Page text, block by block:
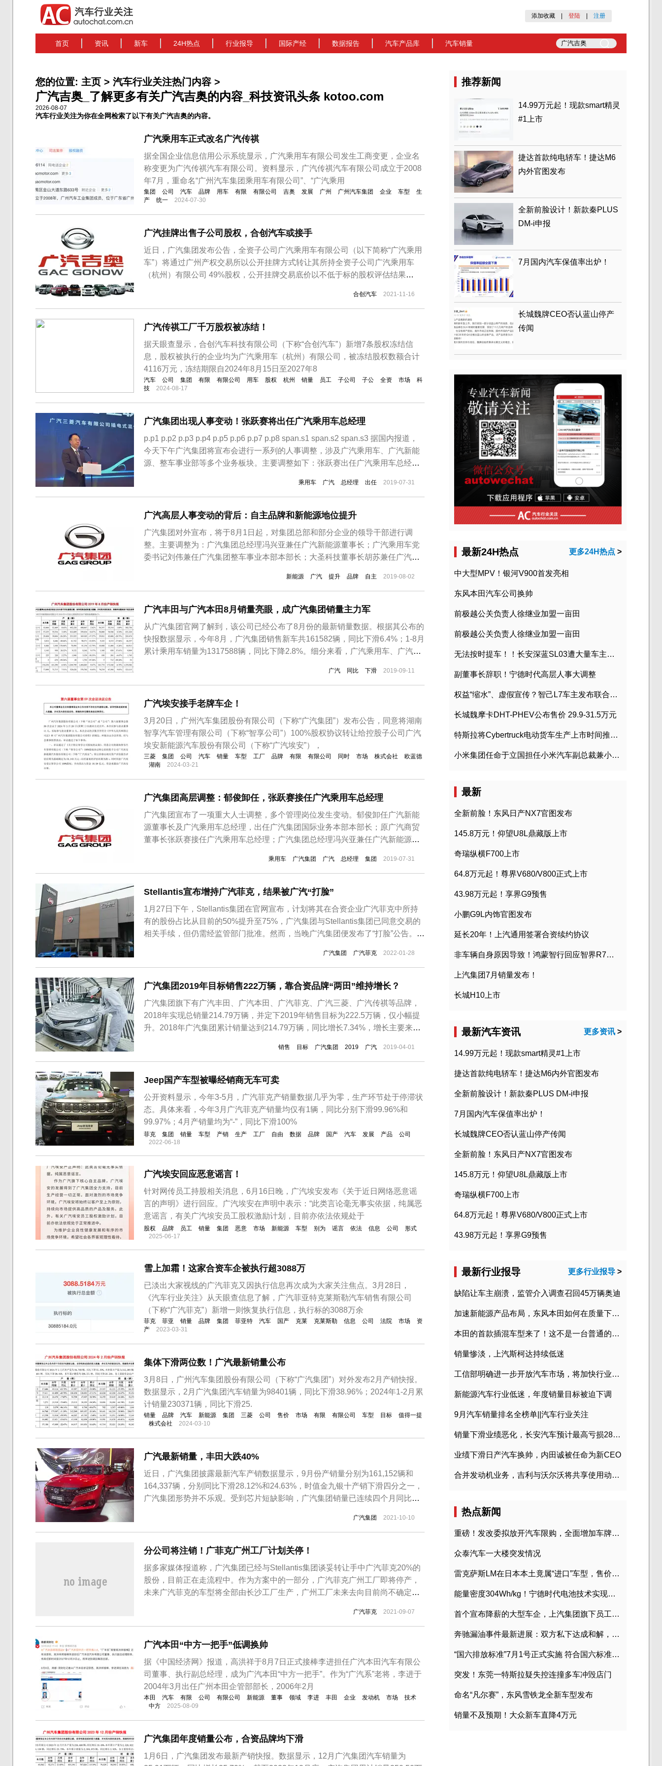
添加收藏 登陆 注册
首页 资讯 新车 24H热点 行业报导 国际产经 数据报告 汽车产品库 汽车销量
您的位置: 主页 > 汽车行业关注热门内容 >
广汽吉奥_了解更多有关广汽吉奥的内容_科技资讯头条 kotoo.com
2026-08-07
汽车行业关注为你在全网检索了以下有关广汽吉奥的内容。
广汽乘用车正式改名广汽传祺
据全国企业信息信用公示系统显示，广汽乘用车有限公司发生工商变更，企业名
称变更为广汽传祺汽车有限公司。资料显示，广汽传祺汽车有限公司成立于2008
年7月，重命名“广州汽车集团乘用车有限公司”、“广汽乘用
集团 公司 汽车 品牌 用车 有限 有限公司 吉奥 发展 广州 广州汽车集团 企业 车型
生
产
统一 2024-07-30
广汽挂牌出售子公司股权，合创汽车或接手
近日，广汽集团发布公告，全资子公司广汽乘用车有限公司（以下简称“广汽乘用
车”）将通过广州产权交易所以公开挂牌方式转让其所持全资子公司广汽乘用车
（杭州）有限公司 49%股权，公开挂牌交易底价以不低于标的股权评估结果
关联方）将以协议转让方式受让广汽乘用车（杭州）有限公司所持有的24,603.22
万元（具体转让价格以经备案的...
合创汽车 2021-11-16
广汽传祺工厂千万股权被冻结！
据天眼查显示，合创汽车科技有限公司（下称“合创汽车”）新增7条股权冻结信
息，股权被执行的企业均为广汽乘用车（杭州）有限公司，被冻结股权数额合计
4116万元，冻结期限自2024年8月15日至2027年8
汽车 公司 集团 有限 有限公司 用车 股权 杭州 销量 员工 子公司 子公 全资 市场
科
技
2024-08-17
广汽集团出现人事变动！张跃赛将出任广汽乘用车总经理
p.p1 p.p2 p.p3 p.p4 p.p5 p.p6 p.p7 p.p8 span.s1 span.s2 span.s3 据国内报道，
今天下午广汽集团将宣布会进行一系列的人事调整，涉及广汽乘用车、广汽新能
源、整车事业部等多个业务板块。主要调整如下：张跃赛出任广汽乘用车总经
乘用车总经理；冯兴亚任广汽新能源董事长；刘伟兼任广汽...
乘用车 广汽 总经理 出任 2019-07-31
广汽高层人事变动的背后：自主品牌和新能源地位提升
广汽集团对外宣布，将于8月1日起，对集团总部和部分企业的领导干部进行调
整。主要调整为：广汽集团总经理冯兴亚兼任广汽新能源董事长；广汽乘用车党
委书记刘伟兼任广汽集团整车事业本部本部长；大圣科技董事长胡苏兼任广汽集
卸任新能源董事长及广汽乘用车总经理，出任广汽集团国际业务本部本部长。对
于此次人事调整，广汽集团方面表示“这是深化组织机构...
新能源 广汽 提升 品牌 自主 2019-08-02
广汽丰田与广汽本田8月销量亮眼，成广汽集团销量主力军
从广汽集团官网了解到，该公司已经公布了8月份的最新销量数据。根据其公布的
快报数据显示，今年8月，广汽集团销售新车共161582辆，同比下滑6.4%；1-8月
累计乘用车销量为1317588辆，同比下降2.8%。细分来看，广汽乘用车、广汽菲
滑，其中广汽乘用车和广汽菲亚特克莱斯勒和广汽比亚迪新能源下滑明显。在合
资板块，日产合资厂商表现...
广汽 同比 下滑 2019-09-11
广汽埃安接手老牌车企！
3月20日，广州汽车集团股份有限公司（下称“广汽集团”）发布公告，同意将湖南
智享汽车管理有限公司（下称“智享公司”）100%股权协议转让给控股子公司广汽
埃安新能源汽车股份有限公司（下称“广汽埃安”），
三菱 集团 公司 汽车 销量 车型 工厂 品牌 有限 有限公司 同时 市场 株式会社
欧蓝德
湖南
2024-03-21
广汽集团高层调整：郁俊卸任，张跃赛接任广汽乘用车总经理
广汽集团宣布了一项重大人士调整，多个管理岗位发生变动。郁俊卸任广汽新能
源董事长及广汽乘用车总经理，出任广汽集团国际业务本部本部长；原广汽商贸
董事长张跃赛接任广汽乘用车总经理；广汽集团总经理冯兴亚兼任广汽新能源董
事长胡苏兼任广汽集团数据信息本部本部长。 广汽集团方面针对此次宣布的人事
调整表示，这是深化组织机构改革的重要一环，有助于...
乘用车 广汽集团 广汽 总经理 集团 2019-07-31
Stellantis宣布增持广汽菲克，结果被广汽“打脸”
1月27日下午，Stellantis集团在官网宣布，计划将其在合资企业广汽菲克中所持
有的股份占比从目前的50%提升至75%，广汽集团与Stellantis集团已同意交易的
相关手续，但仍需经监管部门批准。然而，当晚广汽集团便发布了“打脸”公告。广
整事宜的发布，此发布行为未经我方认可，双方尚未签署广汽菲克股权调整的正
式...
广汽集团 广汽菲克 2022-01-28
广汽集团2019年目标销售222万辆，靠合资品牌“两田”维持增长？
广汽集团旗下有广汽丰田、广汽本田、广汽菲克、广汽三菱、广汽传祺等品牌，
2018年实现总销量214.79万辆，并定下2019年销售目标为222.5万辆，仅小幅提
升。2018年广汽集团累计销量达到214.79万辆，同比增长7.34%，增长主要来自
量58万辆，同比增长31.11%；广汽三菱全年销量14.4万辆，同比增长22....
销售 目标 广汽集团 2019 广汽 2019-04-01
Jeep国产车型被曝经销商无车可卖
公开资料显示，今年3-5月，广汽菲克产销量数据几乎为零，生产环节处于停滞状
态。具体来看，今年3月广汽菲克产销量均仅有1辆，同比分别下滑99.96%和
99.97%；4月产销量均为“-”，同比下滑100%
菲克 集团 销量 车型 产销 生产 工厂 自由 数据 品牌 国产 汽车 发展 产品
公司
2022-06-18
广汽埃安回应恶意谣言！
针对网传员工持股相关消息，6月16日晚，广汽埃安发布《关于近日网络恶意谣
言的声明》进行回应。广汽埃安在声明中表示：“此类言论毫无事实依据，纯属恶
意谣言，有关广汽埃安员工股权激励计划，目前亦依法依规处于
股权 品牌 员工 销量 集团 恶意 市场 新能源 车型 别为 谣言 依法 信息 公司
形式
2025-06-17
雪上加霜！这家合资车企被执行超3088万
已淡出大家视线的广汽菲克又因执行信息再次成为大家关注焦点。3月28日，
《汽车行业关注》从天眼查信息了解，广汽菲亚特克莱斯勒汽车销售有限公司
（下称“广汽菲克”）新增一则恢复执行信息，执行标的3088万余
菲克 菲亚 销量 品牌 集团 菲亚特 汽车 国产 克莱 克莱斯勒 信息 公司 法院 市场
资
产
2023-03-31
集体下滑两位数！广汽最新销量公布
3月8日，广州汽车集团股份有限公司（下称“广汽集团”）对外发布2月产销快报。
数据显示，2月广汽集团汽车销量为98401辆，同比下滑38.96%；2024年1-2月累
计销量230371辆，同比下滑25.
销量 品牌 汽车 新能源 集团 三菱 公司 售价 市场 有限 有限公司 车型 目标
值得一提
株式会社
2024-03-10
广汽最新销量，丰田大跌40%
近日，广汽集团披露最新汽车产销数据显示，9月份产销量分别为161,152辆和
164,337辆，分别同比下滑28.12%和24.63%，时值金九银十产销下滑四分之一，
广汽集团形势并不乐观。受到芯片短缺影响，广汽集团销量已连续四个月同比下
同比下滑40.37%至48,300辆。众所周知，广汽丰田和广汽本田是广汽集团的主要
销...
广汽集团 2021-10-10
分公司将注销！广菲克广州工厂计划关停！
据多家媒体报道称，广汽集团已经与Stellantis集团谈妥转让手中广汽菲克20%的
股份，目前正在走流程中。作为方案中的一部分，广汽菲克广州工厂即将停产，
未来广汽菲克的车型将全部由长沙工厂生产，广州工厂未来去向目前尚不确定。
特集团汽车股份公司、克莱斯勒亚太投资有限公司以50:10:40的股比共同投资成
立，公司本部位于湖南省...
广汽菲克 2021-09-07
广汽本田“中方一把手”低调换帅
据《中国经济网》报道，高洪祥于8月7日正式接棒李进担任广汽本田汽车有限公
司董事、执行副总经理，成为广汽本田“中方一把手”。作为“广汽系”老将，李进于
2004年3月出任广州本田企管部部长，2006年2月
本田 汽车 有限 公司 有限公司 新能源 董事 领域 李进 丰田 企业 发动机 市场
技术
中方
2025-08-09
广汽集团年度销量公布，合资品牌均下滑
1月6日，广汽集团发布最新产销快报。数据显示，12月广汽集团汽车销量为
推荐新闻
14.99万元起！现款smart精灵
#1上市
捷达首款纯电轿车！捷达M6
内外官图发布
全新前脸设计！新款秦PLUS
DM-i申报
7月国内汽车保值率出炉！
长城魏牌CEO否认蓝山停产
传闻
最新24H热点 更多24H热点 >
中大型MPV！银河V900首发亮相
东风本田汽车公司换帅
前极越公关负责人徐继业加盟一亩田
前极越公关负责人徐继业加盟一亩田
无法按时提车！！长安深蓝SL03遭大量车主投诉
副董事长辞职！宁德时代高层人事大调整
权益“缩水”、虚假宣传？智己L7车主发布联合维权声明
长城魏摩卡DHT-PHEV公布售价 29.9-31.5万元
特斯拉将Cybertruck电动货车生产上市时间推迟到2023年初
小米集团任命于立国担任小米汽车副总裁兼小米汽车北京总部政委
最新
全新前脸！东风日产NX7官图发布
145.8万元！仰望U8L鼎藏版上市
奇瑞纵横F700上市
64.8万元起！尊界V680/V800正式上市
43.98万元起！享界G9预售
小鹏G9L内饰官图发布
延长20年！上汽通用签署合资续约协议
非车辆自身原因导致！鸿蒙智行回应智界R7起火事故
上汽集团7月销量发布！
长城H10上市
最新汽车资讯 更多资讯 >
14.99万元起！现款smart精灵#1上市
捷达首款纯电轿车！捷达M6内外官图发布
全新前脸设计！新款秦PLUS DM-i申报
7月国内汽车保值率出炉！
长城魏牌CEO否认蓝山停产传闻
全新前脸！东风日产NX7官图发布
145.8万元！仰望U8L鼎藏版上市
奇瑞纵横F700上市
64.8万元起！尊界V680/V800正式上市
43.98万元起！享界G9预售
最新行业报导 更多行业报导 >
缺陷让车主崩溃，监管介入调查召回45万辆奥迪
加速新能源产品布局，东风本田如何在质量下转型？
本田的首款插混车型来了！这不是一台普通的CR-V
销量惨淡，上汽斯柯达持续低迷
工信部明确进一步开放汽车市场，将加快行业兼并重组
新能源汽车行业低迷，年度销量目标被迫下调
9月汽车销量排名全榜单||汽车行业关注
销量下滑业绩恶化，长安汽车预计最高亏损28亿元
业绩下滑日产汽车换帅，内田诚被任命为新CEO
合并发动机业务，吉利与沃尔沃将共享使用动力总成
热点新闻
重磅！发改委拟放开汽车限购，全面增加车牌指标
众泰汽车一大楼突发情况
雷克萨斯LM在日本本土竟属“进口”车型，售价2580万日元
能量密度304Wh/kg！宁德时代电池技术实现突破
首个宣布降薪的大型车企，上汽集团旗下员工降薪文件曝光
奔驰漏油事件最新进展：双方私下达成和解，工商已介入调查
“国六排放标准”7月1号正式实施 符合国六标准车型目录一览
突发！东莞一特斯拉疑失控连撞多车冲毁店门
命名“凡尔赛”，东风雪铁龙全新车型发布
销量不及预期！大众新车直降4万元